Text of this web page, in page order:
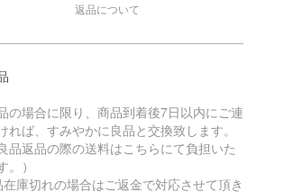
返品について
の場合に限り、商品到着後7日以内にご連
れば、すみやかに良品と交換致します。
良品返品の際の送料はこちらにて負担いた
。）
庫切れの場合はご返金で対応させて頂き